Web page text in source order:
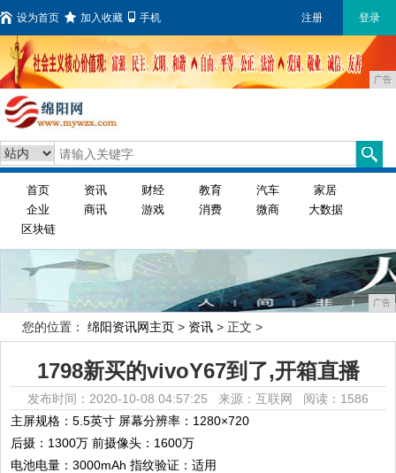
设为首页 加入收藏 手机 注册 登录
广告
首页 资讯 财经 教育 汽车
家居
企业
商讯 游戏 消费 微商
大数据
区块链
广告
您的位置： 绵阳资讯网主页 > 资讯 > 正文 >
1798新买的vivoY67到了,开箱直播
发布时间：2020-10-08 04:57:25 来源：互联网 阅读：1586
主屏规格：5.5英寸 屏幕分辨率：1280×720
后摄：1300万 前摄像头：1600万
电池电量：3000mAh 指纹验证：适用